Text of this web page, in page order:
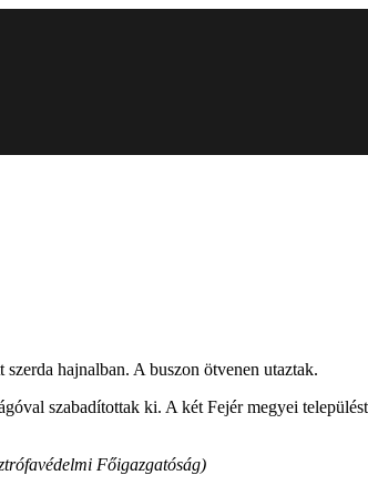
hajnalban. A buszon ötvenen utaztak.
szabadítottak ki. A két Fejér megyei
Főigazgatóság)